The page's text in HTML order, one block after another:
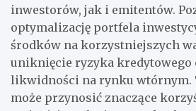
inwestorów, jak i emitentów.
optymalizację portfela
środków na korzystniejszych
uniknięcie ryzyka kredytowego
likwidności na rynku wtórnym.
może przynosić znaczące